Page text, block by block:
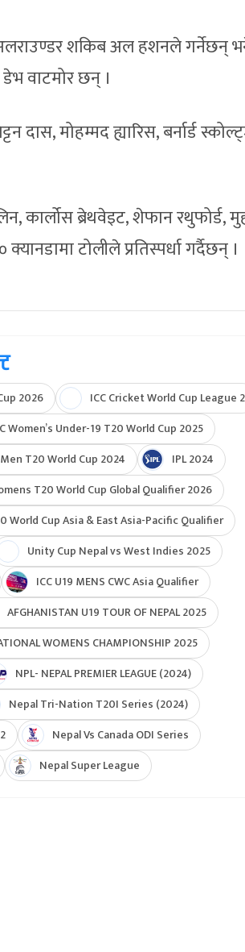
अलराउण्डर शकिब अल हशनले गर्नेछन्
डेभ वाटमोर छन् ।
मोहम्मद ह्यारिस, बर्नार्ड
कार्लोस ब्रेथवेइट, शेफान रथुफोर्ड,
टोलीले प्रतिस्पर्धा गर्दैछन् ।
2026
ICC Cricket World Cup League 2
Women’s Under-19 T20 World Cup 2025
Men T20 World Cup 2024
IPL 2024
T20 World Cup Global Qualifier 2026
World Cup Asia & East Asia-Pacific Qualifier
Unity Cup Nepal vs West Indies 2025
ICC U19 MENS CWC Asia Qualifier
AFGHANISTAN U19 TOUR OF NEPAL 2025
WOMENS CHAMPIONSHIP 2025
NPL- NEPAL PREMIER LEAGUE (2024)
Nepal Tri-Nation T20I Series (2024)
Nepal Vs Canada ODI Series
Nepal Super League